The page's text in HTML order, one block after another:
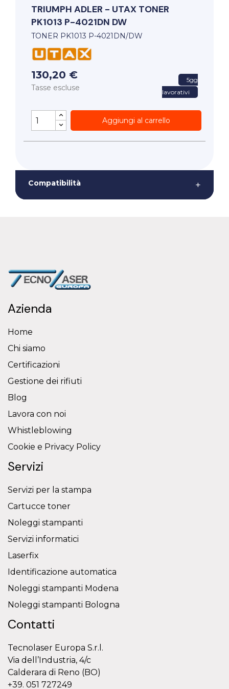
TRIUMPH ADLER - UTAX TONER
PK1013 P-4021DN DW
TONER PK1013 P-4021DN/DW
130,20 €
Tasse escluse
5gg
lavorativi
Aggiungi al carrello
Compatibilità +
Azienda
Home
Chi siamo
Certificazioni
Gestione dei rifiuti
Blog
Lavora con noi
Whistleblowing
Cookie e Privacy Policy
Servizi
Servizi per la stampa
Cartucce toner
Noleggi stampanti
Servizi informatici
Laserfix
Identificazione automatica
Noleggi stampanti Modena
Noleggi stampanti Bologna
Contatti
Tecnolaser Europa S.r.l.
Via dell’Industria, 4/c
Calderara di Reno (BO)
+39. 051 727249